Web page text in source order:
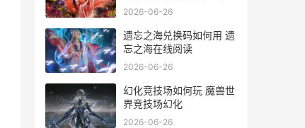
公路
2026-06-26
遗忘之海兑换码如何用 遗
忘之海在线阅读
2026-06-26
幻化竞技场如何玩 魔兽世
界竞技场幻化
2026-06-26